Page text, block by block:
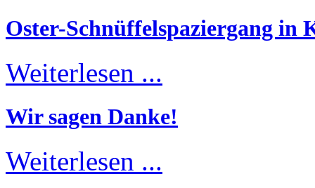
Oster-Schnüffelspaziergang in
Weiterlesen ...
Wir sagen Danke!
Weiterlesen ...